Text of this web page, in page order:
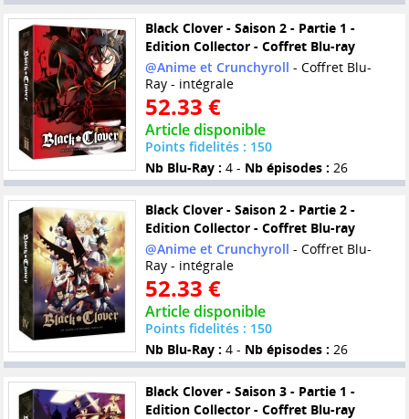
Black Clover - Saison 2 - Partie 1 -
Edition Collector - Coffret Blu-ray
@Anime et Crunchyroll - Coffret Blu-
Ray - intégrale
52.33 €
Article disponible
Points fidelités : 150
Nb Blu-Ray : 4 - Nb épisodes : 26
Black Clover - Saison 2 - Partie 2 -
Edition Collector - Coffret Blu-ray
@Anime et Crunchyroll - Coffret Blu-
Ray - intégrale
52.33 €
Article disponible
Points fidelités : 150
Nb Blu-Ray : 4 - Nb épisodes : 26
Black Clover - Saison 3 - Partie 1 -
Edition Collector - Coffret Blu-ray